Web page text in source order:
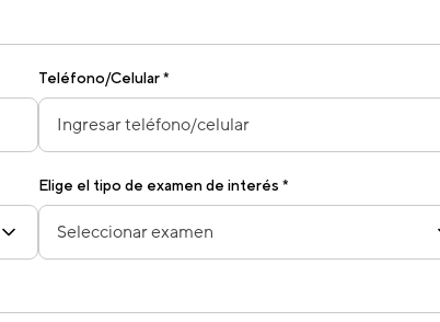
Teléfono/Celular *
Elige el tipo de examen de interés *